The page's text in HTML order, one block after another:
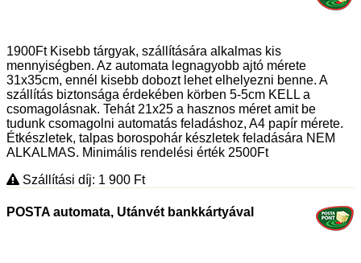
1900Ft Kisebb tárgyak, szállítására alkalmas kis
mennyiségben. Az automata legnagyobb ajtó mérete
31x35cm, ennél kisebb dobozt lehet elhelyezni benne. A
szállítás biztonsága érdekében körben 5-5cm KELL a
csomagolásnak. Tehát 21x25 a hasznos méret amit be
tudunk csomagolni automatás feladáshoz, A4 papír mérete.
Étkészletek, talpas borospohár készletek feladására NEM
ALKALMAS. Minimális rendelési érték 2500Ft
Szállítási díj: 1 900 Ft
POSTA automata, Utánvét bankkártyával